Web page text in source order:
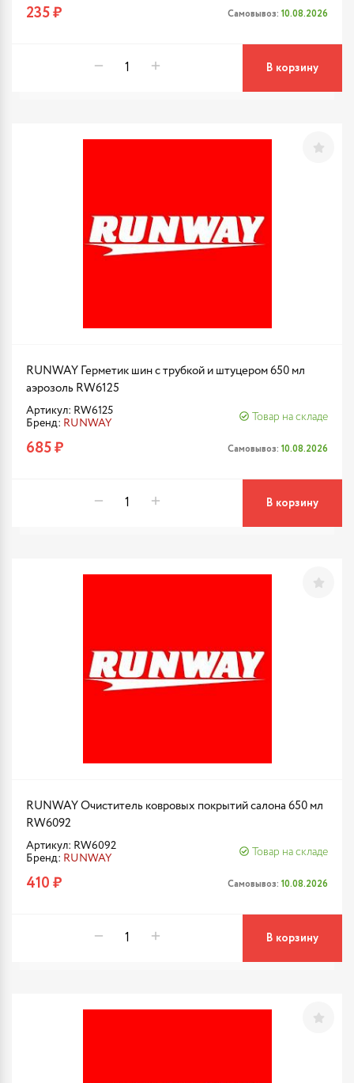
235 ₽ Самовывоз: 10.08.2026
В корзину
RUNWAY Герметик шин с трубкой и штуцером 650 мл
аэрозоль RW6125
Артикул: RW6125
Бренд: RUNWAY
Товар на складе
685 ₽ Самовывоз: 10.08.2026
В корзину
RUNWAY Очиститель ковровых покрытий салона 650 мл
RW6092
Артикул: RW6092
Бренд: RUNWAY
Товар на складе
410 ₽ Самовывоз: 10.08.2026
В корзину